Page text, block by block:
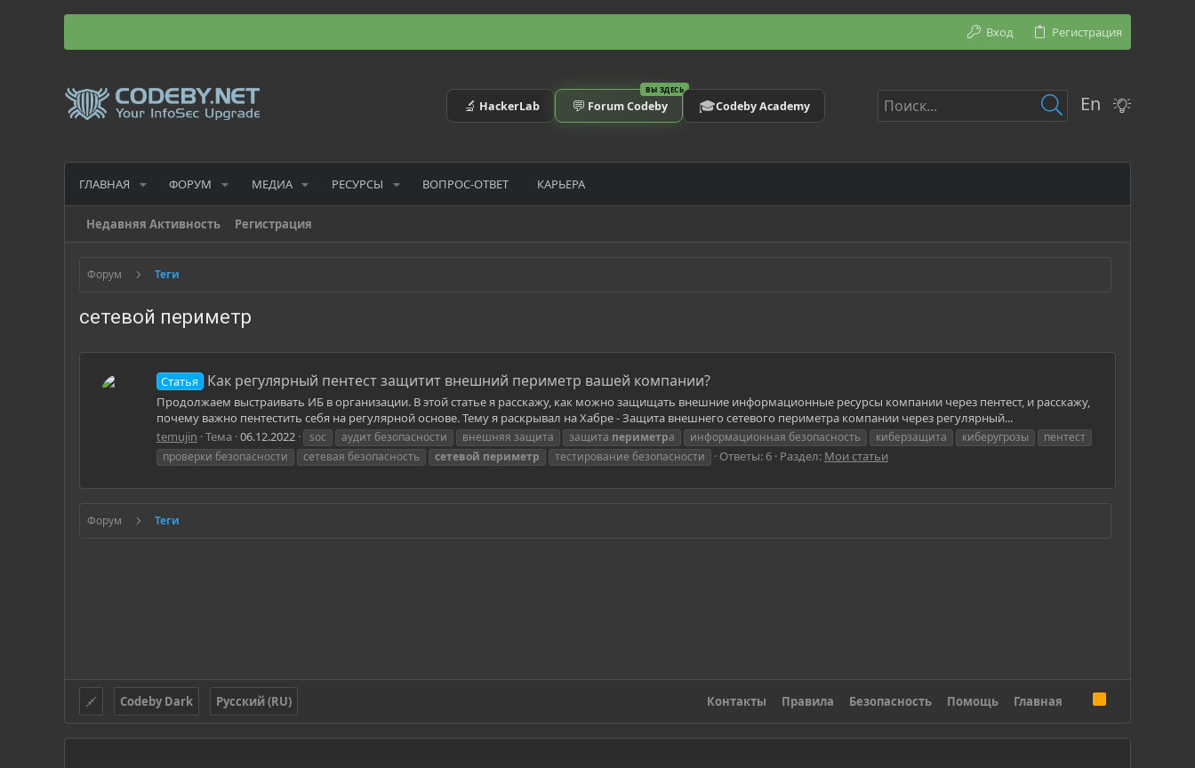
Вход Регистрация
🔬 HackerLab
ВЫ ЗДЕСЬ
💬 Forum Codeby 🎓Codeby Academy En
ГЛАВНАЯ ФОРУМ МЕДИА РЕСУРСЫ ВОПРОС-ОТВЕТ КАРЬЕРА
Недавняя Активность Регистрация
Форум Теги
сетевой периметр
Статья Как регулярный пентест защитит внешний периметр вашей компании?
Продолжаем выстраивать ИБ в организации. В этой статье я расскажу, как можно защищать внешние информационные ресурсы компании через пентест, и расскажу,
почему важно пентестить себя на регулярной основе. Тему я раскрывал на Хабре - Защита внешнего сетевого периметра компании через регулярный...
temujin Тема 06.12.2022 soc аудит безопасности внешняя защита защита периметра информационная безопасность киберзащита киберугрозы
пентест
проверки безопасности
сетевая безопасность сетевой периметр тестирование безопасности Ответы: 6 Раздел: Мои статьи
Форум Теги
Codeby Dark Русский (RU) Контакты Правила Безопасность Помощь Главная
S